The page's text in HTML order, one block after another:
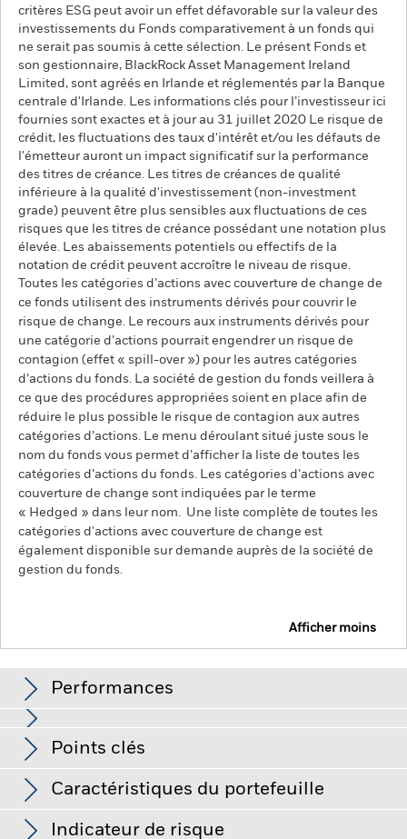
critères ESG peut avoir un effet défavorable sur la valeur des
investissements du Fonds comparativement à un fonds qui
ne serait pas soumis à cette sélection. Le présent Fonds et
son gestionnaire, BlackRock Asset Management Ireland
Limited, sont agréés en Irlande et réglementés par la Banque
centrale d'Irlande. Les informations clés pour l’investisseur ici
fournies sont exactes et à jour au 31 juillet 2020 Le risque de
crédit, les fluctuations des taux d'intérêt et/ou les défauts de
l'émetteur auront un impact significatif sur la performance
des titres de créance. Les titres de créances de qualité
inférieure à la qualité d'investissement (non-investment
grade) peuvent être plus sensibles aux fluctuations de ces
risques que les titres de créance possédant une notation plus
élevée. Les abaissements potentiels ou effectifs de la
notation de crédit peuvent accroître le niveau de risque.
Toutes les catégories d’actions avec couverture de change de
ce fonds utilisent des instruments dérivés pour couvrir le
risque de change. Le recours aux instruments dérivés pour
une catégorie d’actions pourrait engendrer un risque de
contagion (effet « spill-over ») pour les autres catégories
d’actions du fonds. La société de gestion du fonds veillera à
ce que des procédures appropriées soient en place afin de
réduire le plus possible le risque de contagion aux autres
catégories d’actions. Le menu déroulant situé juste sous le
nom du fonds vous permet d’afficher la liste de toutes les
catégories d’actions du fonds. Les catégories d’actions avec
couverture de change sont indiquées par le terme
« Hedged » dans leur nom. Une liste complète de toutes les
catégories d'actions avec couverture de change est
également disponible sur demande auprès de la société de
gestion du fonds.
Afficher moins
Screened Fund
Performances
Voir le graphique complet
Le risque de crédit, les variations de taux d'intérêt et/ou les
défauts de l'émetteur auront un impact significatif sur la
performance des titres de créance. Les baisses potentielles
ou effectives de la notation de crédit peuvent accroître le
niveau de risque.Les marchés émergents sont généralement
plus sensibles aux conditions économiques et politiques que
Points clés
Net Assets of Fund
Caractéristiques du portefeuille
Indicateur de risque